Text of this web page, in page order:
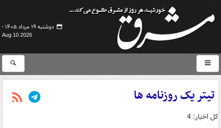
دوشنبه ۱۹ مرداد ۱۴۰۵ -
Aug 10 2026
تیتر یک روزنامه ها
کل اخبار: 4